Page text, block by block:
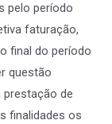
pelo período
faturação,
final do período
questão
de
finalidades os